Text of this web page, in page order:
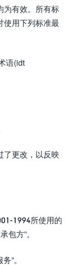
为有效。所有标
使用下列标准最
语(idt
了更改，以反映
1994所使用的
包方”。
”。